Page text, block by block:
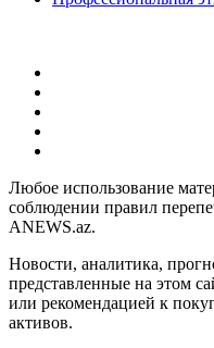
Любое использование
соблюдении правил
ANEWS.az.
Новости, аналитика,
представленные на этом
или рекомендацией к
активов.